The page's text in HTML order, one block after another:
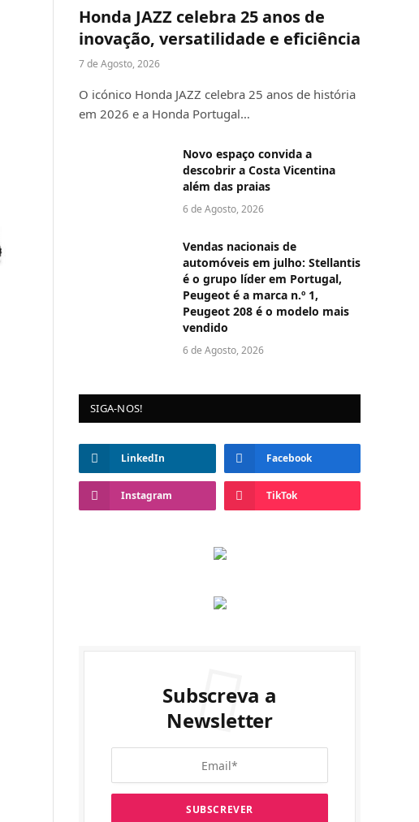
Honda JAZZ celebra 25 anos de
inovação, versatilidade e eficiência
7 de Agosto, 2026
O icónico Honda JAZZ celebra 25 anos de história
em 2026 e a Honda Portugal…
Novo espaço convida a
descobrir a Costa Vicentina
além das praias
6 de Agosto, 2026
Vendas nacionais de
automóveis em julho: Stellantis
é o grupo líder em Portugal,
Peugeot é a marca n.º 1,
Peugeot 208 é o modelo mais
vendido
6 de Agosto, 2026
SIGA-NOS!
LinkedIn Facebook
Instagram TikTok
Subscreva a
Newsletter